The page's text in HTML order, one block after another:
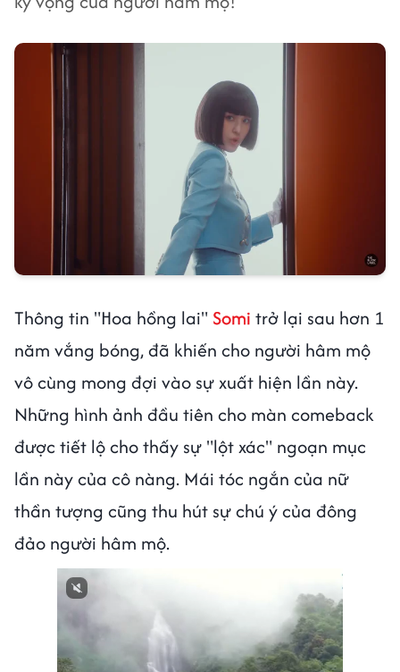
Thông tin "Hoa hồng lai" Somi trở lại sau hơn 1
năm vắng bóng, đã khiến cho người hâm mộ
vô cùng mong đợi vào sự xuất hiện lần này.
Những hình ảnh đầu tiên cho màn comeback
được tiết lộ cho thấy sự "lột xác" ngoạn mục
lần này của cô nàng. Mái tóc ngắn của nữ
thần tượng cũng thu hút sự chú ý của đông
đảo người hâm mộ.